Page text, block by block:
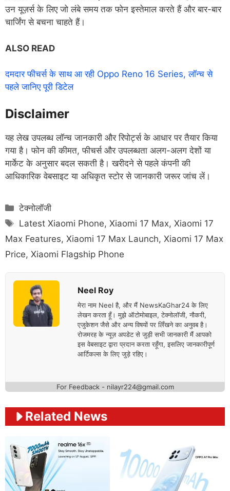
उन यूज़र्स के लिए जो लंबे समय तक फोन इस्तेमाल करते हैं और बार-बार
चार्जिंग से बचना चाहते हैं।
ALSO READ
दमदार फीचर्स के साथ आ रही Oppo Reno 16 Series, लॉन्च से
पहले जानिए पूरी डिटेल
Disclaimer
यह लेख उपलब्ध लॉन्च जानकारी और रिपोर्ट्स के आधार पर तैयार किया
गया है। फोन की कीमत, फीचर्स और उपलब्धता अलग-अलग देशों या
मार्केट के अनुसार बदल सकती है। खरीदने से पहले कंपनी की
आधिकारिक वेबसाइट या अधिकृत स्टोर से जानकारी जरूर जांच लें।
Categories
टेक्नोलॉजी
Tags
Latest Xiaomi Phone,Xiaomi 17 Max,Xiaomi 17
Max Features, Xiaomi 17 Max Launch, Xiaomi 17 Max
Price, Xiaomi Flagship Phone
Neel Roy
मेरा नाम Neel है, और मैं NewsKaGhar24 के लिए
लेखन करता हूँ। मुझे ऑटोमोबाइल, टेक्नोलॉजी, नौकरी,
एजुकेशन जैसे और अन्य विषयों पर लिँखने का अनुवब है।
रोजमरह के न्यूज़ अपडेट से जुड़ी सभी जानकारी मैं आपको
इस वेबसाइट द्वारा प्रदान करता रहूँगा, इसलिए जानकारीपूर्ण
आर्टिकल्स के लिए जुड़े रहिए।
For Feedback - nilayr224@gmail.com
Related News